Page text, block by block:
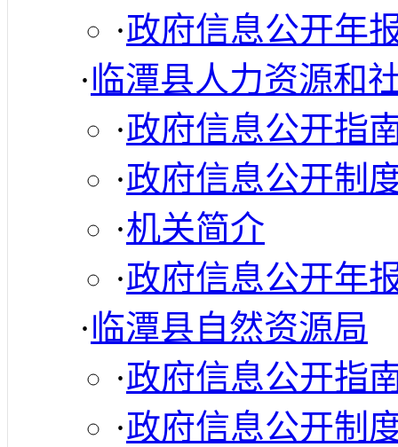
·政府信息公开年
·临潭县人力资源和
·政府信息公开指
·政府信息公开制
·机关简介
·政府信息公开年
·临潭县自然资源局
·政府信息公开指
·政府信息公开制